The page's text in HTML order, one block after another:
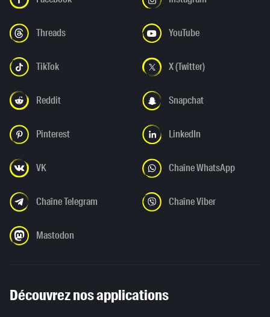
Threads YouTube
TikTok X (Twitter)
Reddit Snapchat
Pinterest LinkedIn
VK Chaîne WhatsApp
Chaîne Telegram Chaîne Viber
Mastodon
Découvrez nos applications